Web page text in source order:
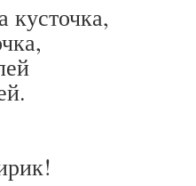
кусточка,